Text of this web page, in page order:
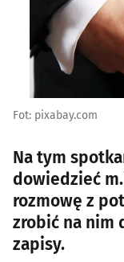
Fot: pixabay.com
Na tym
dowiedzieć
rozmowę z
zrobić na nim
zapisy.